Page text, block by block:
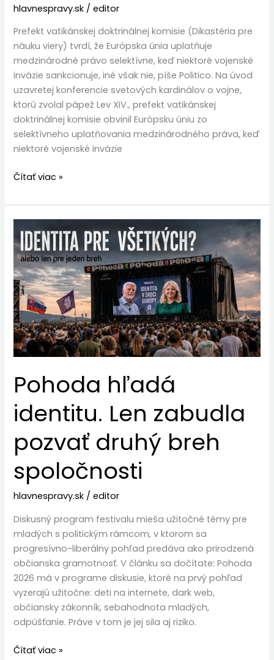
hlavnespravy.sk /editor
Prefekt vatikánskej doktrinálnej komisie (Dikastéria pre
náuku viery) tvrdí, že Európska únia uplatňuje
medzinárodné právo selektívne, keď niektoré vojenské
invázie sankcionuje, iné však nie, píše Politico. Na úvod
uzavretej konferencie svetových kardinálov o vojne,
ktorú zvolal pápež Lev XIV., prefekt vatikánskej
doktrinálnej komisie obvinil Európsku úniu zo
selektívneho uplatňovania medzinárodného práva, keď
niektoré vojenské invázie
Čítať viac »
Pohoda hľadá
identitu. Len zabudla
pozvať druhý breh
spoločnosti
hlavnespravy.sk /editor
Diskusný program festivalu mieša užitočné témy pre
mladých s politickým rámcom, v ktorom sa
progresívno-liberálny pohľad predáva ako prirodzená
občianska gramotnosť. V článku sa dočítate: Pohoda
2026 má v programe diskusie, ktoré na prvý pohľad
vyzerajú užitočne: deti na internete, dark web,
občiansky zákonník, sebahodnota mladých,
odpúšťanie. Práve v tom je jej sila aj riziko.
hľadá
identitu.
Len
zabudla
pozvať
druhý
breh
spoločnosti
Čítať viac »